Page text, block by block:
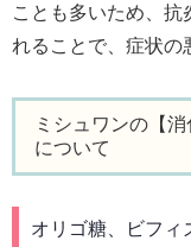
ことも多いため、抗
れることで、症状の
ミシュワンの【
について
オリゴ糖、ビフィ